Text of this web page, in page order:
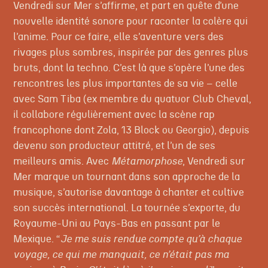
Vendredi sur Mer s’affirme, et part en quête d’une
nouvelle identité sonore pour raconter la colère qui
l’anime. Pour ce faire, elle s’aventure vers des
rivages plus sombres, inspirée par des genres plus
bruts, dont la techno. C’est là que s’opère l’une des
rencontres les plus importantes de sa vie – celle
avec Sam Tiba (ex membre du quatuor Club Cheval,
il collabore régulièrement avec la scène rap
francophone dont Zola, 13 Block ou Georgio), depuis
devenu son producteur attitré, et l’un de ses
meilleurs amis. Avec Métamorphose, Vendredi sur
Mer marque un tournant dans son approche de la
musique, s’autorise davantage à chanter et cultive
son succès international. La tournée s’exporte, du
Royaume-Uni au Pays-Bas en passant par le
Mexique. “Je me suis rendue compte qu’à chaque
voyage, ce qui me manquait, ce n’était pas ma